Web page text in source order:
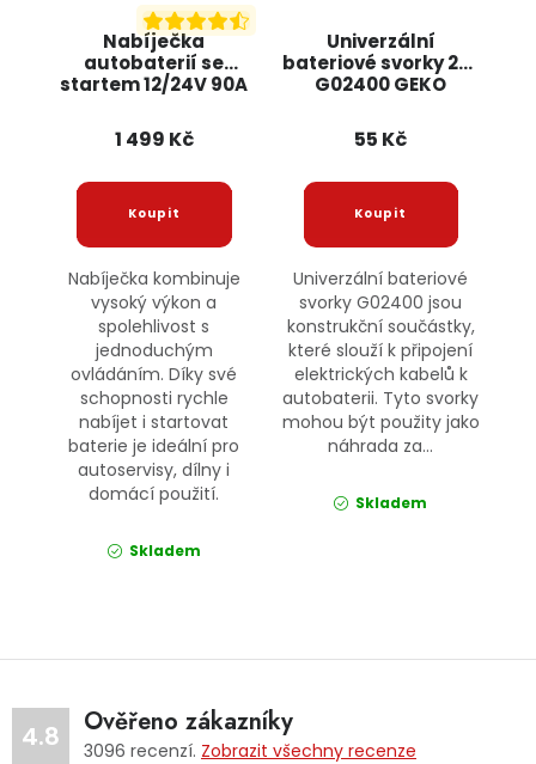
Nabíječka
autobaterií se
startem 12/24V 90A
1 499 Kč
Nabíječka kombinuje
vysoký výkon a
spolehlivost s
jednoduchým
ovládáním. Díky své
schopnosti rychle
nabíjet i startovat
baterie je ideální pro
autoservisy, dílny i
domácí použití.
Skladem
Univerzální
bateriové svorky 2ks
G02400 GEKO
55 Kč
Univerzální bateriové
svorky G02400 jsou
konstrukční součástky,
které slouží k připojení
elektrických kabelů k
autobaterii. Tyto svorky
mohou být použity jako
náhrada za...
Skladem
4.8 Ověřeno zákazníky
3096 recenzí. Zobrazit všechny recenze